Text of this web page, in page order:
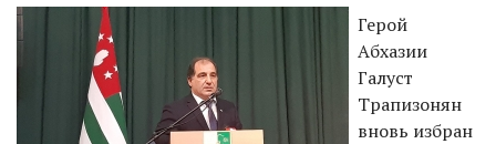
Герой
Абхазии
Галуст
Трапизонян
вновь избран